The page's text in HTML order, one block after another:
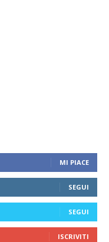
MI PIACE
SEGUI
SEGUI
ISCRIVITI